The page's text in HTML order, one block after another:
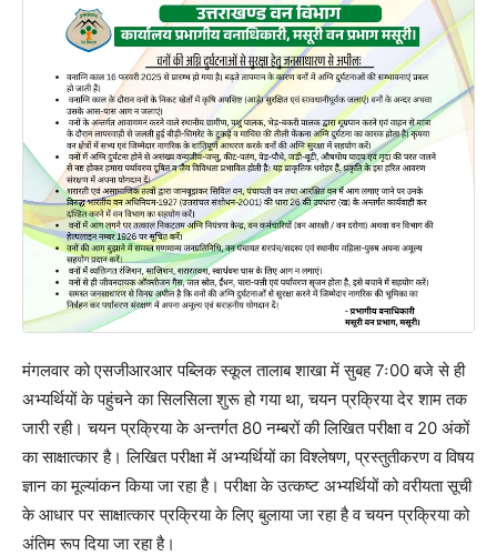
मंगलवार को एसजीआरआर पब्लिक स्कूल तालाब शाखा में सुबह 7ः00 बजे से ही
अभ्यर्थियों के पहुंचने का सिलसिला शुरू हो गया था, चयन प्रक्रिया देर शाम तक
जारी रही। चयन प्रक्रिया के अन्तर्गत 80 नम्बरों की लिखित परीक्षा व 20 अंकों
का साक्षात्कार है। लिखित परीक्षा में अभ्यर्थियों का विश्लेषण, प्रस्तुतीकरण व विषय
ज्ञान का मूल्यांकन किया जा रहा है। परीक्षा के उत्कष्ट अभ्यर्थियों को वरीयता सूची
के आधार पर साक्षात्कार प्रक्रिया के लिए बुलाया जा रहा है व चयन प्रक्रिया को
अंतिम रूप दिया जा रहा है।